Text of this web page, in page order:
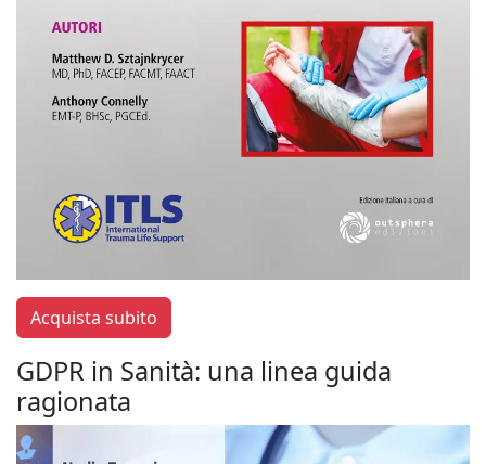
Acquista subito
GDPR in Sanità: una linea guida
ragionata